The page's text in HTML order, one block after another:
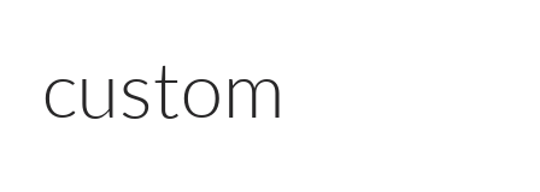
custom